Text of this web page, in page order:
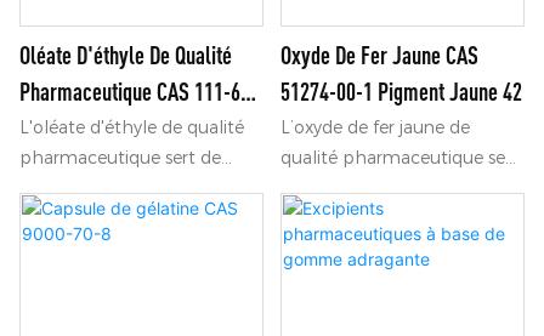
le toluène. Il est très
hygroscopique.
Oléate D'éthyle De Qualité
Pharmaceutique CAS 111-62-
6 Solvant Organique Pour
Produits Pharmaceutiques
L'oléate d'éthyle de qualité
pharmaceutique sert de
solvant organique de haute
pureté, largement utilisé
dans la formulation de
Oxyde De Fer Jaune CAS
51274-00-1 Pigment Jaune 42
L’oxyde de fer jaune de
qualité pharmaceutique se
caractérise par une grande
pureté, une faible teneur en
impuretés et une couleur